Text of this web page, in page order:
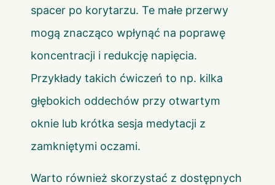
spacer po korytarzu. Te małe przerwy
mogą znacząco wpłynąć na poprawę
koncentracji i redukcję napięcia.
Przykłady takich ćwiczeń to np. kilka
głębokich oddechów przy otwartym
oknie lub krótka sesja medytacji z
zamkniętymi oczami.
Warto również skorzystać z dostępnych